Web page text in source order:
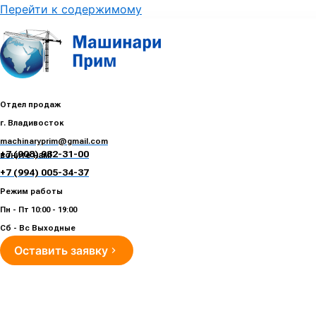
Перейти к содержимому
Отдел продаж
г. Владивосток
machinaryprim@gmail.com
нам!
+7 (908) 982-31-00
+7 (994) 005-34-37
Режим работы
Пн - Пт 10:00 - 19:00
Сб - Вс Выходные
Оставить заявку